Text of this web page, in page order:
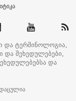
და ტერმინოლოგია,
და შეხედულებები,
და